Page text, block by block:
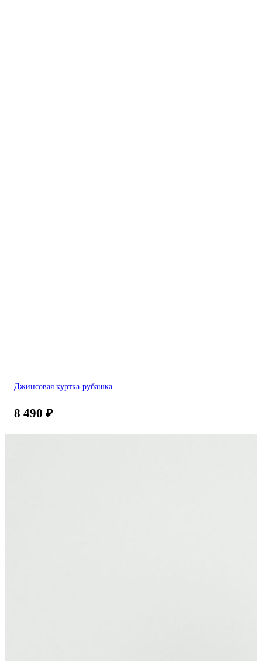
Джинсовая куртка-рубашка
8 490 ₽